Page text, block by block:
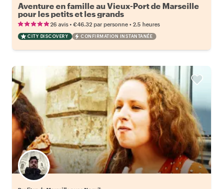
Aventure en famille au Vieux-Port de Marseille
pour les petits et les grands
26 avis • €46.32 par personne • 2.5 heures
CITY DISCOVERY CONFIRMATION INSTANTANÉE